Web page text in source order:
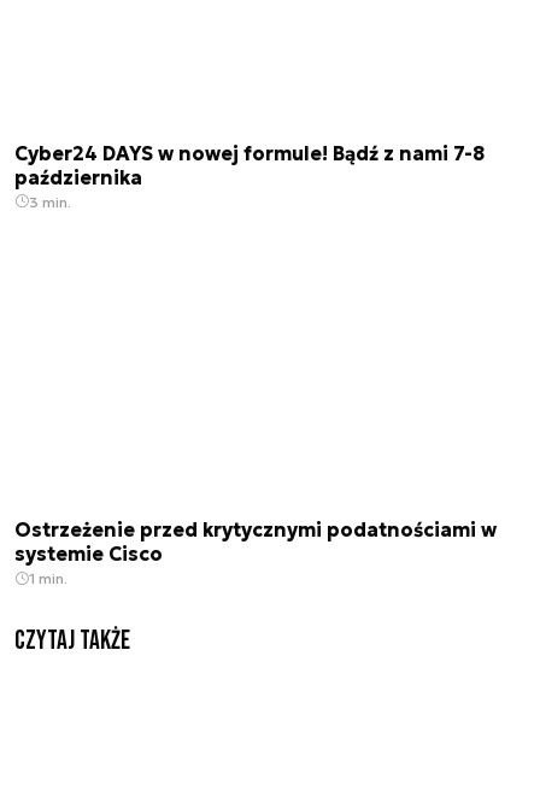
Cyber24 DAYS w nowej formule! Bądź z nami 7-8
października
3 min.
Ostrzeżenie przed krytycznymi podatnościami w
systemie Cisco
1 min.
Czytaj także